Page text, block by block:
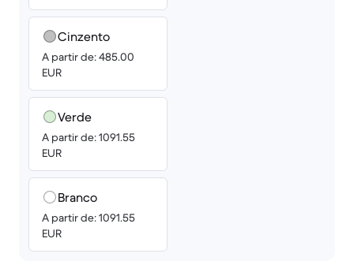
Cinzento
A partir de: 485.00
EUR
Verde
A partir de: 1091.55
EUR
Branco
A partir de: 1091.55
EUR